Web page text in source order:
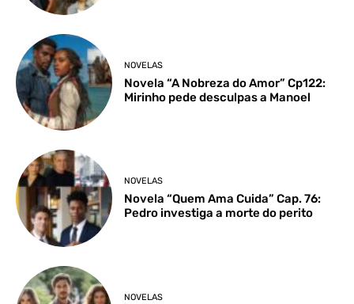
NOVELAS
Novela “A Nobreza do Amor” Cp122:
Mirinho pede desculpas a Manoel
NOVELAS
Novela “Quem Ama Cuida” Cap. 76:
Pedro investiga a morte do perito
NOVELAS